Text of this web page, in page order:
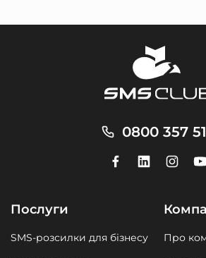
0800 357
Послуги
SMS-розсилки для бізнесу Про